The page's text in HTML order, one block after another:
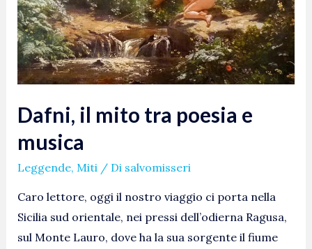
Dafni, il mito tra poesia e
musica
Leggende, Miti / Di salvomisseri
Caro lettore, oggi il nostro viaggio ci porta nella
Sicilia sud orientale, nei pressi dell’odierna Ragusa,
sul Monte Lauro, dove ha la sua sorgente il fiume
e
musica